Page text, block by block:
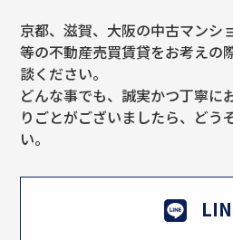
京都、滋賀、大阪の中古マンシ
等の不動産売買賃貸をお考えの
談ください。
どんな事でも、誠実かつ丁寧に
りごとがございましたら、どう
い。